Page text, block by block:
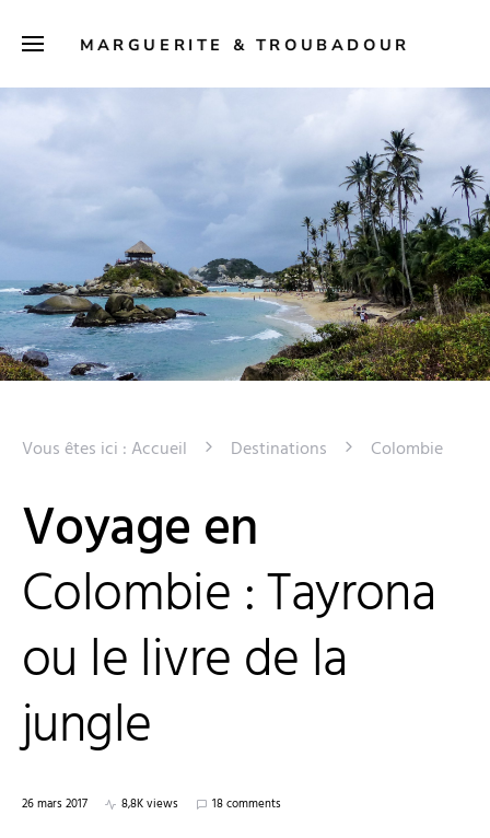
MARGUERITE & TROUBADOUR
Vous êtes ici : Accueil Destinations Colombie
Voyage en
Colombie : Tayrona
ou le livre de la
jungle
26 mars 2017 8,8K views 18 comments